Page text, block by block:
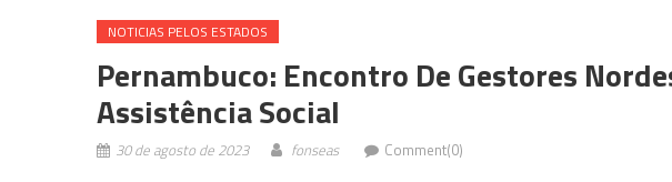
NOTICIAS PELOS ESTADOS
Pernambuco: Encontro De Gestores
Assistência Social
30 de agosto de 2023 fonseas Comment(0)